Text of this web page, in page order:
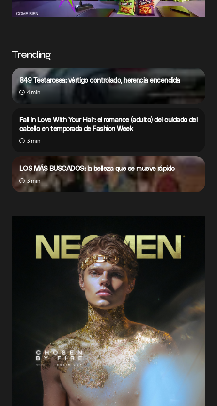
Trending
849 Testarossa: vértigo controlado, herencia encendida
4 min
Fall in Love With Your Hair: el romance (adulto) del cuidado del
cabello en temporada de Fashion Week
3 min
LOS MÁS BUSCADOS: la belleza que se mueve rápido
3 min